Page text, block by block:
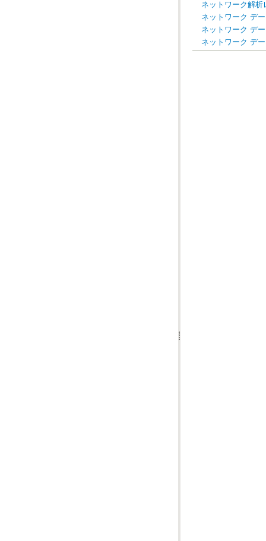
ネットワーク解
ネットワーク デ
ネットワーク デ
ネットワーク デ